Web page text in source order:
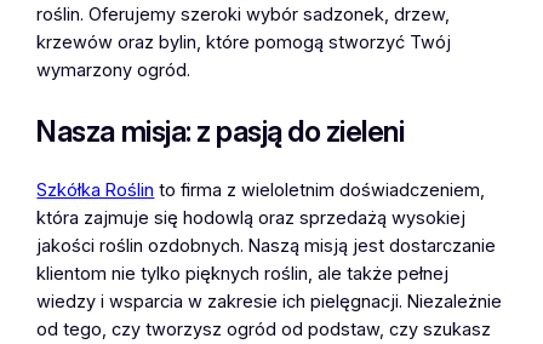
roślin. Oferujemy szeroki wybór sadzonek, drzew,
krzewów oraz bylin, które pomogą stworzyć Twój
wymarzony ogród.
Nasza misja: z pasją do zieleni
Szkółka Roślin to firma z wieloletnim doświadczeniem,
która zajmuje się hodowlą oraz sprzedażą wysokiej
jakości roślin ozdobnych. Naszą misją jest dostarczanie
klientom nie tylko pięknych roślin, ale także pełnej
wiedzy i wsparcia w zakresie ich pielęgnacji. Niezależnie
od tego, czy tworzysz ogród od podstaw, czy szukasz